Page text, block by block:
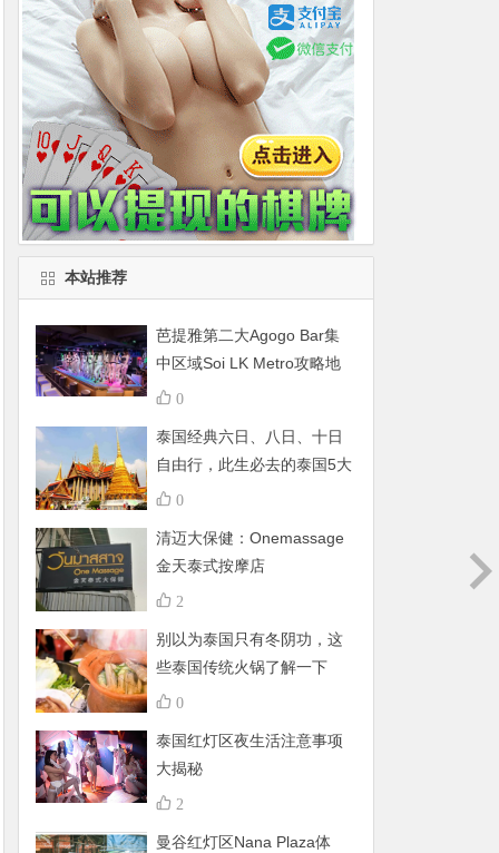
本站推荐
芭提雅第二大Agogo Bar集
中区域Soi LK Metro攻略地
图 0
泰国经典六日、八日、十日
自由行，此生必去的泰国5大
景点
0
清迈大保健：Onemassage
金天泰式按摩店
2
别以为泰国只有冬阴功，这
些泰国传统火锅了解一下
0
泰国红灯区夜生活注意事项
大揭秘
2
曼谷红灯区Nana Plaza体